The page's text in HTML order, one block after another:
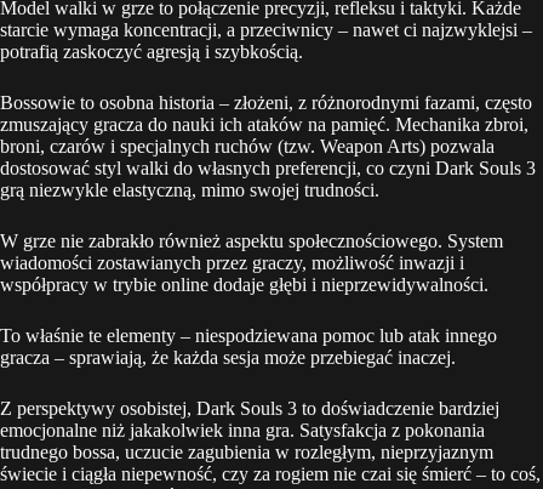
Model walki w grze to połączenie precyzji, refleksu i taktyki. Każde
starcie wymaga koncentracji, a przeciwnicy – nawet ci najzwyklejsi –
potrafią zaskoczyć agresją i szybkością.
Bossowie to osobna historia – złożeni, z różnorodnymi fazami, często
zmuszający gracza do nauki ich ataków na pamięć. Mechanika zbroi,
broni, czarów i specjalnych ruchów (tzw. Weapon Arts) pozwala
dostosować styl walki do własnych preferencji, co czyni Dark Souls 3
grą niezwykle elastyczną, mimo swojej trudności.
W grze nie zabrakło również aspektu społecznościowego. System
wiadomości zostawianych przez graczy, możliwość inwazji i
współpracy w trybie online dodaje głębi i nieprzewidywalności.
To właśnie te elementy – niespodziewana pomoc lub atak innego
gracza – sprawiają, że każda sesja może przebiegać inaczej.
Z perspektywy osobistej, Dark Souls 3 to doświadczenie bardziej
emocjonalne niż jakakolwiek inna gra. Satysfakcja z pokonania
trudnego bossa, uczucie zagubienia w rozległym, nieprzyjaznym
świecie i ciągła niepewność, czy za rogiem nie czai się śmierć – to coś,